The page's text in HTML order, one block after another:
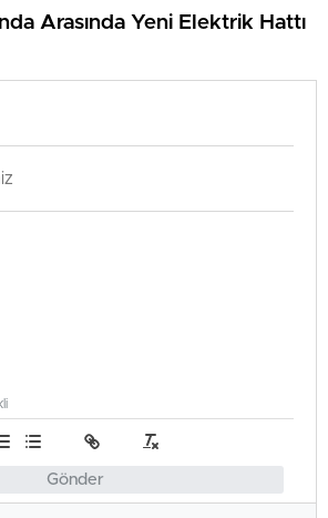
Arasında Yeni Elektrik Hattı
Gönder